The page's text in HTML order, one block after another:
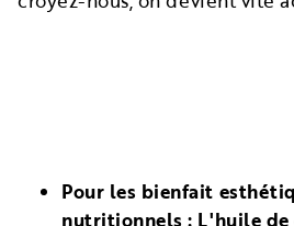
Pour les bienfait
nutritionnels : L'huile de